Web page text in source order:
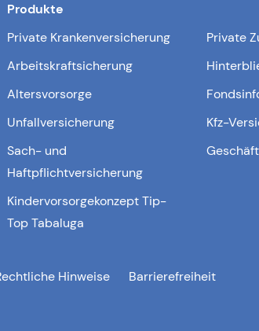
Produkte
Private Krankenversicherung
Private
Arbeitskraftsicherung
Altersvorsorge
Unfallversicherung
Kfz-
Sach- und
Haftpflichtversicherung
Kindervorsorgekonzept Tip-
Top Tabaluga
Hinweise Barrierefreiheit